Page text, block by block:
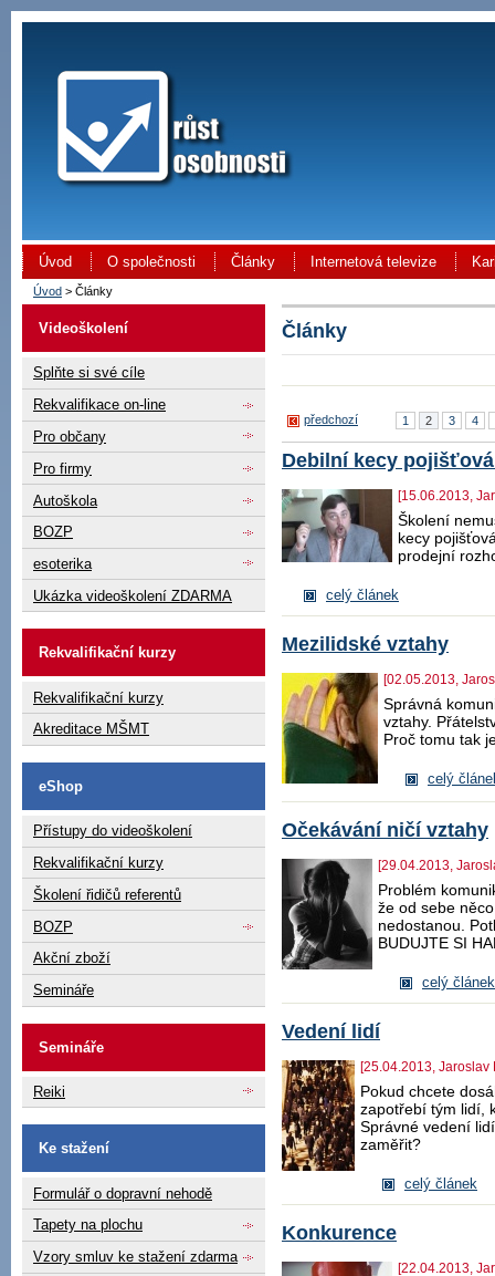
Úvod O společnosti Články Internetová televize
Úvod > Články
Videoškolení
Splňte si své cíle
Rekvalifikace on-line
Pro občany
Pro firmy
Autoškola
BOZP
esoterika
Ukázka videoškolení ZDARMA
Rekvalifikační kurzy
Rekvalifikační kurzy
Akreditace MŠMT
eShop
Přístupy do videoškolení
Rekvalifikační kurzy
Školení řidičů referentů
BOZP
Akční zboží
Semináře
Semináře
Reiki
Ke stažení
Formulář o dopravní nehodě
Tapety na plochu
Vzory smluv ke stažení zdarma
Články
předchozí 1 2 3 4
Debilní kecy
[15.06.2013,
Školení
kecy
prodejní
celý článek
Mezilidské vztahy
[02.05.2013,
Správná
vztahy.
Proč tomu tak
celý
Očekávání ničí vztahy
[29.04.2013,
Problém
že od sebe
nedostanou.
BUDUJTE SI
celý článek
Vedení lidí
[25.04.2013, Jaroslav
Pokud chcete
zapotřebí tým lidí,
Správné vedení
zaměřit?
celý článek
Konkurence
[22.04.2013,